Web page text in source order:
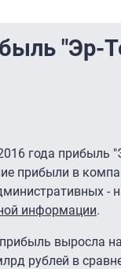
"Эр-
года прибыль
прибыли в
-
информации.
выросла
рублей в